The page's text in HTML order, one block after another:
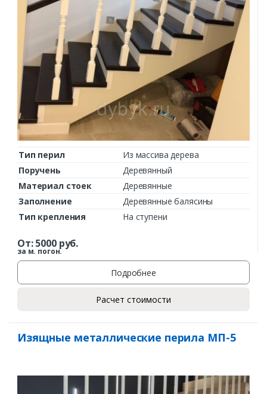
Тип перил
Из массива дерева
Поручень
Деревянный
Материал стоек
Деревянные
Заполнение
Деревянные балясины
Тип крепления
На ступени
От:5000руб.
за м. погон.
Подробнее
Расчет стоимости
Изящные металлические перила МП-5